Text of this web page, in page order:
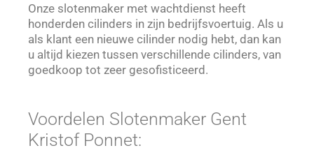
Onze slotenmaker met wachtdienst heeft
honderden cilinders in zijn bedrijfsvoertuig. Als u
als klant een nieuwe cilinder nodig hebt, dan kan
u altijd kiezen tussen verschillende cilinders, van
goedkoop tot zeer gesofisticeerd.
Voordelen Slotenmaker Gent
Kristof Ponnet: